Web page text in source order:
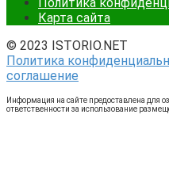
Карта сайта
© 2023 ISTORIO.NET
Политика
соглашение
Информация на сайте предоставлена для
ответственности за использование